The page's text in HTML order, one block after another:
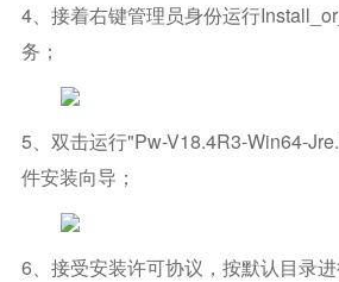
4、接着右键管理员身份运行
务；
5、双击运行"pw-V18.4R3-Win64-
件安装向导；
6、接受安装许可协议，按默认目录进